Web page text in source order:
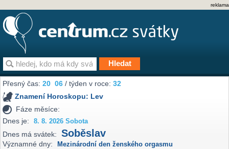
reklama
Přesný čas:20 06 / týden v roce:32
Znamení Horoskopu: Lev
Fáze měsíce:
Dnes je:
8. 8. 2026 Sobota
Dnes má svátek: Soběslav
Významné dny: Mezinárodní den ženského orgasmu